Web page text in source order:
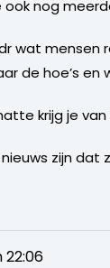
nog
wat mensen
de hoe’s en
krijg je
zijn dat
22:06